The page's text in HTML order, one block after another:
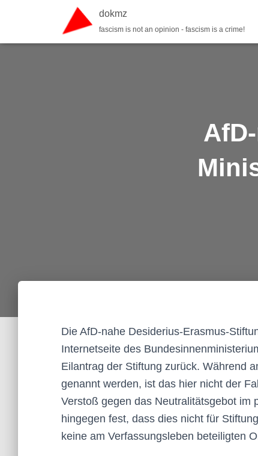
dokmz
fascism is not an opinion - fascism is a crime!
Die AfD-nahe Desiderius-Erasmus-
Internetseite des
Eilantrag der Stiftung zurück. Während
genannt werden, ist das hier nicht der
Verstoß gegen das Neutralitätsgebot im
hingegen fest, dass dies nicht für
keine am Verfassungsleben beteiligten